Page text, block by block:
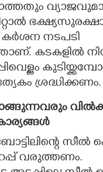
കർശന നടപടി
കടകളിൽ
ശ്രദ്ധിക്കണം.
സീൽ
വരുത്തണം.